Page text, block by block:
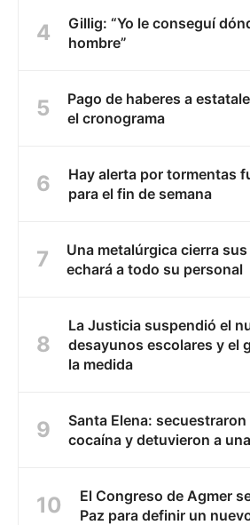
Gillig: “Yo le conseguí
hombre”
Pago de haberes a
el cronograma
Hay alerta por tormentas
para el fin de semana
Una metalúrgica cierra
echará a todo su personal
La Justicia suspendió el
desayunos escolares y el
la medida
Santa Elena:
cocaína y detuvieron a
El Congreso de Agmer
Paz para definir un